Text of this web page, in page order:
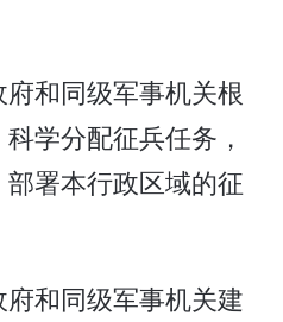
和同级军事机关根
学分配征兵任务，
署本行政区域的征
和同级军事机关建